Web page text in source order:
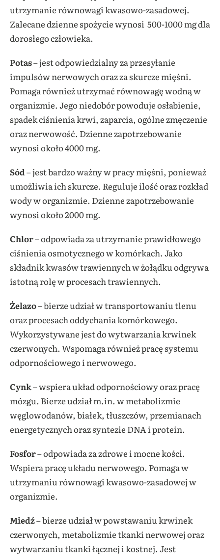
utrzymanie równowagi kwasowo-zasadowej.
Zalecane dzienne spożycie wynosi 500-1000 mg dla
dorosłego człowieka.
Potas– jest odpowiedzialny za przesyłanie
impulsów nerwowych oraz za skurcze mięśni.
Pomaga również utrzymać równowagę wodną w
organizmie. Jego niedobór powoduje osłabienie,
spadek ciśnienia krwi, zaparcia, ogólne zmęczenie
oraz nerwowość. Dzienne zapotrzebowanie
wynosi około 4000 mg.
Sód– jest bardzo ważny w pracy mięśni, ponieważ
umożliwia ich skurcze. Reguluje ilość oraz rozkład
wody w organizmie. Dzienne zapotrzebowanie
wynosi około 2000 mg.
Chlor –odpowiada za utrzymanie prawidłowego
ciśnienia osmotycznego w komórkach. Jako
składnik kwasów trawiennych w żołądku odgrywa
istotną rolę w procesach trawiennych.
Żelazo –bierze udział w transportowaniu tlenu
oraz procesach oddychania komórkowego.
Wykorzystywane jest do wytwarzania krwinek
czerwonych. Wspomaga również pracę systemu
odpornościowego i nerwowego.
Cynk– wspiera układ odpornościowy oraz pracę
mózgu. Bierze udział m.in. w metabolizmie
węglowodanów, białek, tłuszczów, przemianach
energetycznych oraz syntezie DNA i protein.
Fosfor– odpowiada za zdrowe i mocne kości.
Wspiera pracę układu nerwowego. Pomaga w
utrzymaniu równowagi kwasowo-zasadowej w
organizmie.
Miedź– bierze udział w powstawaniu krwinek
czerwonych, metabolizmie tkanki nerwowej oraz
wytwarzaniu tkanki łącznej i kostnej. Jest